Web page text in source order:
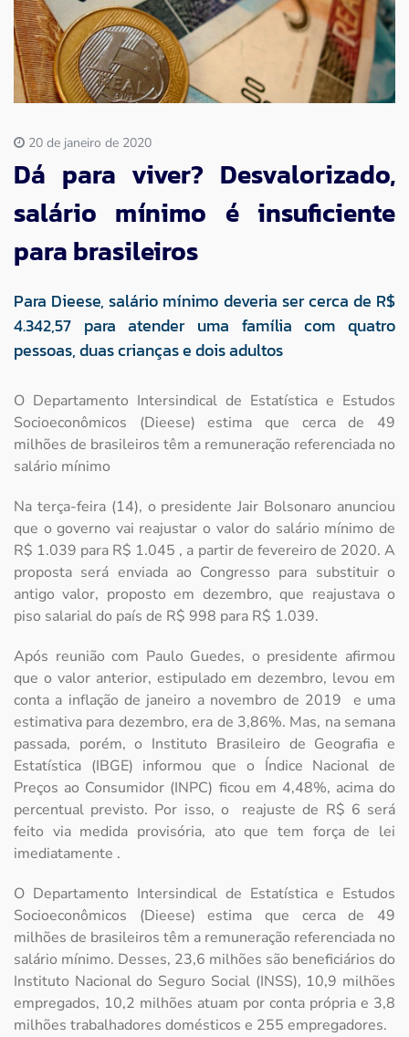
Imprensa
Contato
20 de janeiro de 2020
Dá para viver? Desvalorizado,
salário mínimo é insuficiente
para brasileiros
Para Dieese, salário mínimo deveria ser cerca de R$
4.342,57 para atender uma família com quatro
pessoas, duas crianças e dois adultos
O Departamento Intersindical de Estatística e Estudos
Socioeconômicos (Dieese) estima que cerca de 49
milhões de brasileiros têm a remuneração referenciada no
salário mínimo
Na terça-feira (14), o presidente Jair Bolsonaro anunciou
que o governo vai reajustar o valor do salário mínimo de
R$ 1.039 para R$ 1.045 , a partir de fevereiro de 2020. A
proposta será enviada ao Congresso para substituir o
antigo valor, proposto em dezembro, que reajustava o
piso salarial do país de R$ 998 para R$ 1.039.
Após reunião com Paulo Guedes, o presidente afirmou
que o valor anterior, estipulado em dezembro, levou em
conta a inflação de janeiro a novembro de 2019 e uma
estimativa para dezembro, era de 3,86%. Mas, na semana
passada, porém, o Instituto Brasileiro de Geografia e
Estatística (IBGE) informou que o Índice Nacional de
Preços ao Consumidor (INPC) ficou em 4,48%, acima do
percentual previsto. Por isso, o reajuste de R$ 6 será
feito via medida provisória, ato que tem força de lei
imediatamente .
O Departamento Intersindical de Estatística e Estudos
Socioeconômicos (Dieese) estima que cerca de 49
milhões de brasileiros têm a remuneração referenciada no
salário mínimo. Desses, 23,6 milhões são beneficiários do
Instituto Nacional do Seguro Social (INSS), 10,9 milhões
empregados, 10,2 milhões atuam por conta própria e 3,8
milhões trabalhadores domésticos e 255 empregadores.